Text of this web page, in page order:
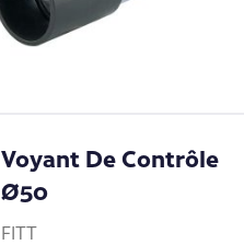
Voyant De Contrôle
Ø50
FITT